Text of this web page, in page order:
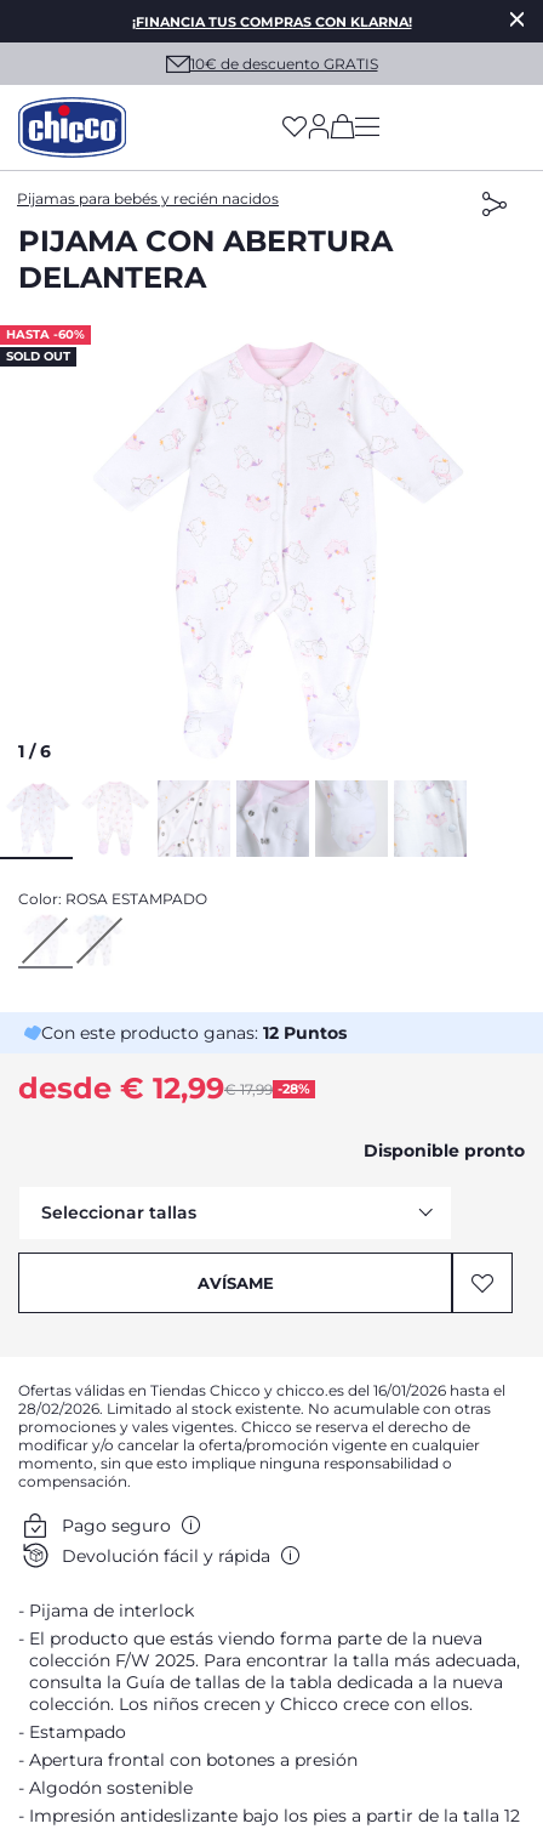
¡FINANCIA TUS COMPRAS CON KLARNA!
10€ de descuento GRATIS
(has more options
Pijamas para bebés y recién nacidos
PIJAMA CON ABERTURA
DELANTERA
HASTA -60%
SOLD OUT
1 /6
Color: ROSA ESTAMPADO
Con este producto ganas: 12 Puntos
Price reduced from
€ 17,99 -28%
to
desde € 12,99
Disponible pronto
Seleccionar tallas
Avísame
Avísame
Avísame
AVÍSAME
Ofertas válidas en Tiendas Chicco y chicco.es del 16/01/2026 hasta el
28/02/2026. Limitado al stock existente. No acumulable con otras
promociones y vales vigentes. Chicco se reserva el derecho de
modificar y/o cancelar la oferta/promoción vigente en cualquier
momento, sin que esto implique ninguna responsabilidad o
compensación.
Pago seguro
Devolución fácil y rápida
Pijama de interlock
El producto que estás viendo forma parte de la nueva
colección F/W 2025. Para encontrar la talla más adecuada,
consulta la Guía de tallas de la tabla dedicada a la nueva
colección. Los niños crecen y Chicco crece con ellos.
Estampado
Apertura frontal con botones a presión
Algodón sostenible
Impresión antideslizante bajo los pies a partir de la talla 12